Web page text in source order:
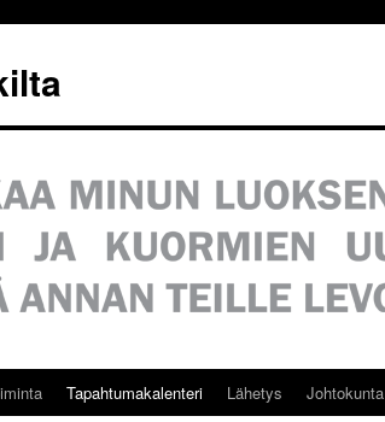
Tapahtumakalenteri Lähetys Johtokunta